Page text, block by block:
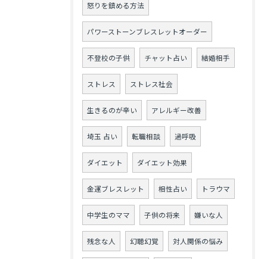
怒りを鎮める方法
パワーストーンブレスレットオーダー
不登校の子供 チャット占い 結婚相手
ストレス ストレス社会
生きるのが辛い アレルギー改善
埼玉 占い 転職相談 過呼吸
ダイエット ダイエット効果
金運ブレスレット 相性占い トラウマ
中学生のママ 子供の将来 嫌いな人
残念な人 幻聴幻覚 対人関係の悩み